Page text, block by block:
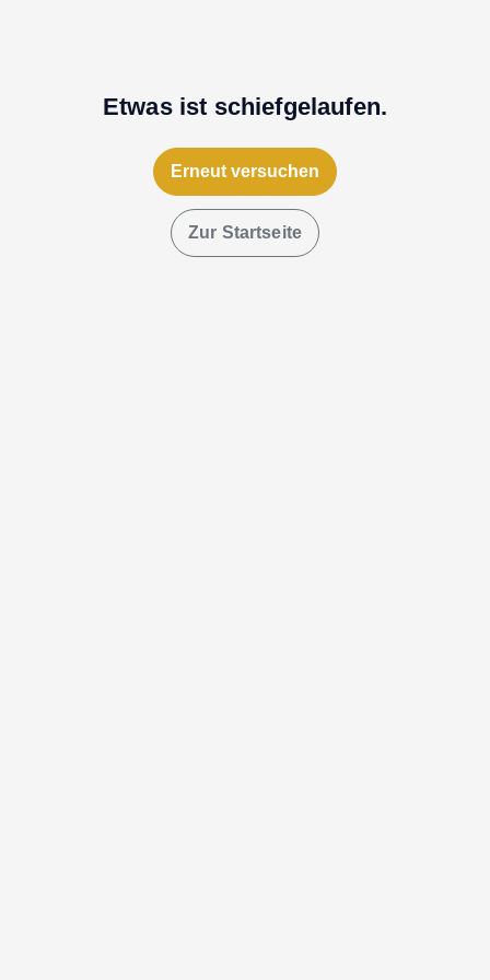
Etwas ist schiefgelaufen.
Erneut versuchen
Zur Startseite